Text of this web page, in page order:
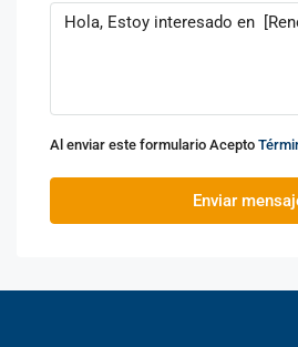
Al enviar este formulario Acepto
Enviar